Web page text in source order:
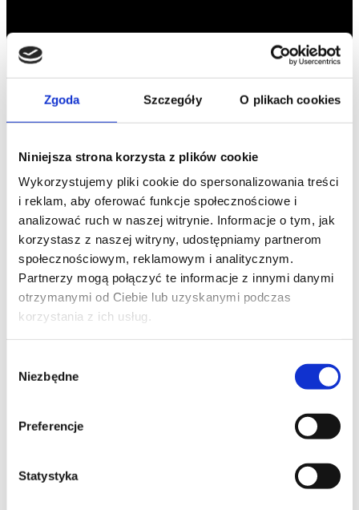
Zgoda Szczegóły O plikach cookies
Niniejsza strona korzysta z plików cookie
Wykorzystujemy pliki cookie do spersonalizowania treści
i reklam, aby oferować funkcje społecznościowe i
analizować ruch w naszej witrynie. Informacje o tym, jak
korzystasz z naszej witryny, udostępniamy partnerom
społecznościowym, reklamowym i analitycznym.
Partnerzy mogą połączyć te informacje z innymi danymi
otrzymanymi od Ciebie lub uzyskanymi podczas
korzystania z ich usług.
zgody
Niezbędne
Preferencje
Statystyka
Szpilka
Profil tiktok Czerwona Szpilka
Profil youtube Czerwona
Szpilka
Kontakt
kontakt@czerwonaszpilka.pl